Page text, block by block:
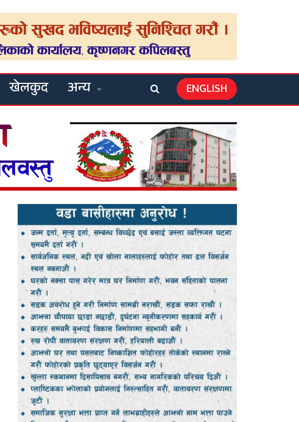
खेलकुद अन्य ENGLISH